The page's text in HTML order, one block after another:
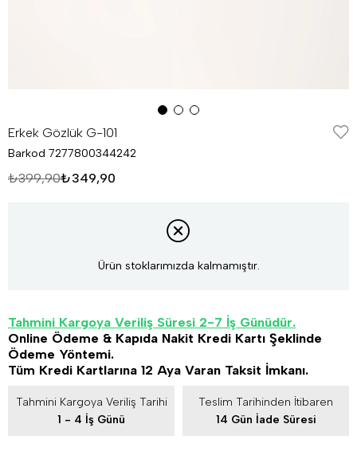
Erkek Gözlük G-101
Barkod 7277800344242
₺399,90₺349,90
Ürün stoklarımızda kalmamıştır.
Tahmini Kargoya Veriliş Süresi 2-7 İş Günüdür.
Online Ödeme & Kapıda Nakit Kredi Kartı Şeklinde
Ödeme Yöntemi.
Tüm Kredi Kartlarına 12 Aya Varan Taksit İmkanı.
Tahmini Kargoya Veriliş Tarihi
1 - 4 İş Günü
Teslim Tarihinden İtibaren
14 Gün İade Süresi